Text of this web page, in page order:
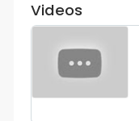
Videos